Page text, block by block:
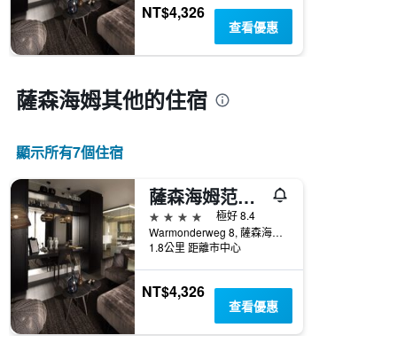
NT$4,326
查看優惠
薩森海姆​其他的住宿
顯示所有7​個住宿
薩森海姆范德瓦爾克酒店- 萊頓
4星級
極好 8.4
Warmonderweg 8, 薩森海姆, 南荷蘭, 荷蘭
1.8公里 距離市中心
NT$4,326
查看優惠